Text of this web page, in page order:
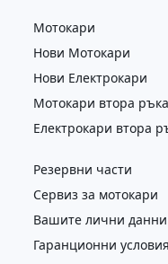
Мотокари
Нови Мотокари
Нови Електрокари
Мотокари втора ръка
Електрокари втора
Резервни части
Сервиз за мотокари
Вашите лични данни
Гаранционни условия